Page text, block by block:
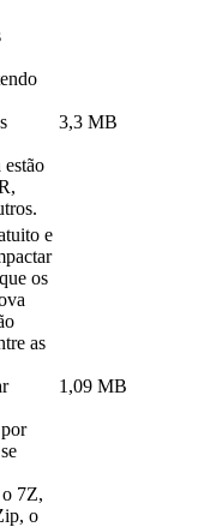
3,3 MB
e
os
as
7Z,
o
1,09 MB